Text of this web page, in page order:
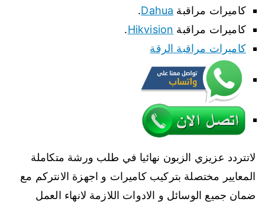
كاميرات مراقبة Dahua
.
كاميرات مراقبة Hikvision
.
كاميرات مراقبة الرقة
لاتتردد عزيزي الزبون نهائيا في طلب ورشة متكاملة
المعايير مختصلة بتركيب كاميرات و اجهزة الانتركم مع
ضمان جميع الوسائل و الادوات اللازمة لانهاء العمل